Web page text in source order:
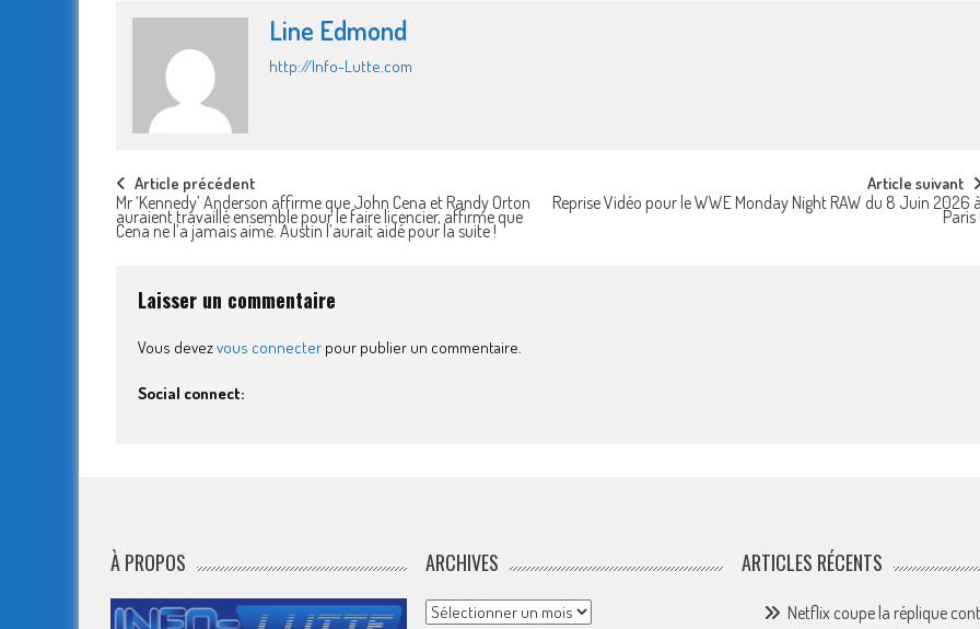
Line Edmond
http://Info-Lutte.com
Post
navigation
Article précédent
Mr ‘Kennedy’ Anderson affirme que John Cena et Randy Orton
auraient travaillé ensemble pour le faire licencier, affirme que
Cena ne l’a jamais aimé. Austin l’aurait aidé pour la suite !
Article suivant
Reprise Vidéo pour le WWE Monday Night RAW du 8 Juin 2026
Paris
Laisser un commentaire
Vous devezvous connecter pour publier un commentaire.
Social connect:
À PROPOS ARCHIVES
Archives
ARTICLES RÉCENTS
Netflix coupe la réplique